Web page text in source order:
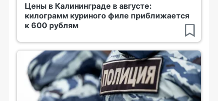
Цены в Калининграде в августе:
килограмм куриного филе приближается
к 600 рублям